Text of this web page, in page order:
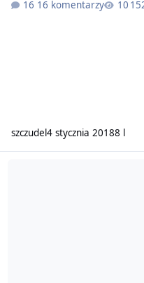
16 komentarzy
szczudel4 stycznia 20188 l